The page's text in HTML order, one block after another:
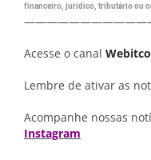
financeiro, jurídico, tributário ou
Acesse o canal
Lembre de ativar as
Acompanhe nossas
Instagram